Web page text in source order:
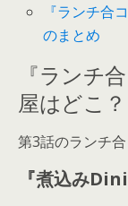
『ランチ合
のまとめ
『ランチ
屋はどこ？
第3話のランチ
『煮込み